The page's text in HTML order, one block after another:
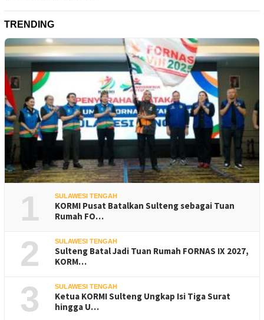
TRENDING
1 SULAWESI TENGAH
KORMI Pusat Batalkan Sulteng sebagai Tuan
Rumah FO…
2 SULAWESI TENGAH
Sulteng Batal Jadi Tuan Rumah FORNAS IX 2027,
KORM…
3 SULAWESI TENGAH
Ketua KORMI Sulteng Ungkap Isi Tiga Surat
hingga U…